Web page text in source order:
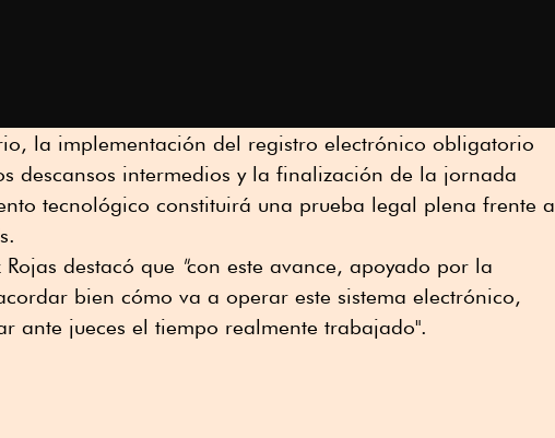
la implementación del registro electrónico obligatorio
descansos intermedios y la finalización de la jornada
tecnológico constituirá una prueba legal plena frente a
destacó que "con este avance, apoyado por la
bien cómo va a operar este sistema electrónico,
ante jueces el tiempo realmente trabajado".